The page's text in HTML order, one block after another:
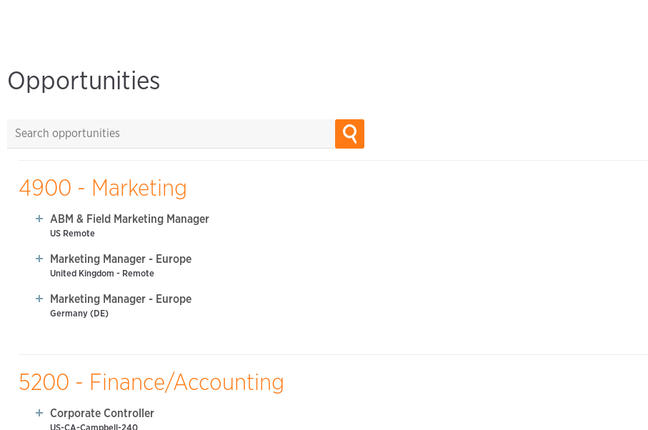
Opportunities
4900 - Marketing
ABM & Field Marketing Manager
US Remote
Marketing Manager - Europe
United Kingdom - Remote
Marketing Manager - Europe
Germany (DE)
5200 - Finance/Accounting
Corporate Controller
US-CA-Campbell-240